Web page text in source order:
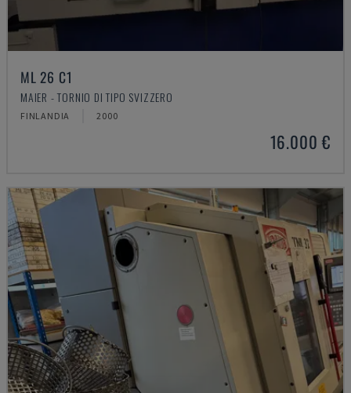
ML 26 C1
MAIER - TORNIO DI TIPO SVIZZERO
FINLANDIA 2000
16.000 €